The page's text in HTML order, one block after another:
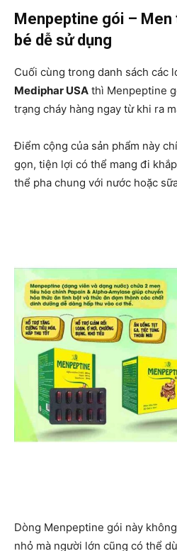
Menpeptine gói – Men
bé dễ sử dụng
Cuối cùng trong danh sách các
Mediphar USA thì Menpeptine
trạng cháy hàng ngay từ khi ra
Điểm cộng của sản phẩm này
gọn, tiện lợi có thể mang đi
thể pha chung với nước hoặc
Dòng Menpeptine gói này
nhỏ mà người lớn cũng có thể